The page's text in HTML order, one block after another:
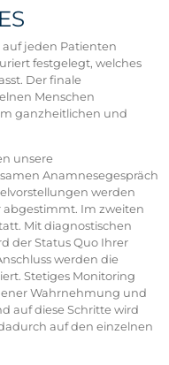
jeden Patienten
festgelegt, welches
Der finale
Menschen
ganzheitlichen und
unsere
Anamnesegespräch
werden
Im zweiten
Mit diagnostischen
der Status Quo Ihrer
werden die
Stetiges Monitoring
Wahrnehmung und
auf diese Schritte wird
auf den einzelnen